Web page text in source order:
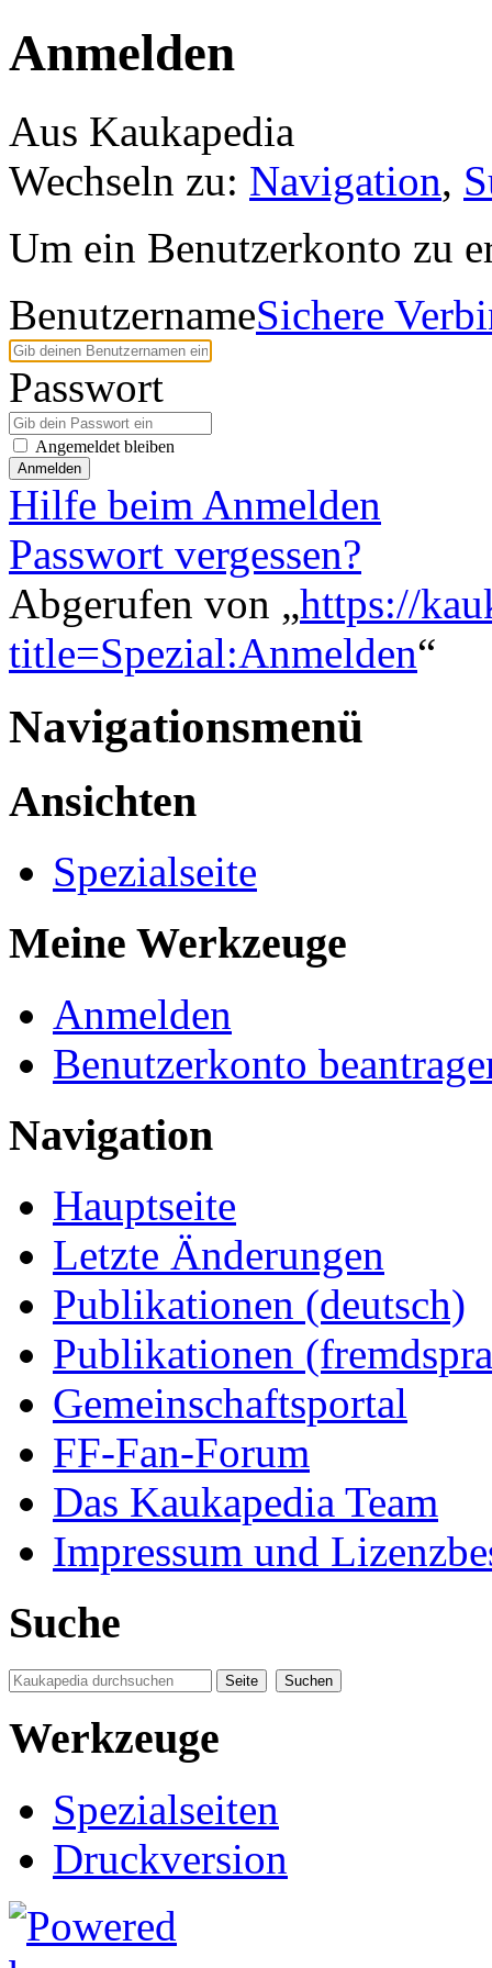
Anmelden
Aus Kaukapedia
Wechseln zu: Navigation,
Um ein Benutzerkonto zu
BenutzernameSichere
Passwort
Angemeldet bleiben
Anmelden
Hilfe beim Anmelden
Passwort vergessen?
Abgerufen von „https://
title=Spezial:Anmelden“
Navigationsmenü
Ansichten
Spezialseite
Meine Werkzeuge
Anmelden
Benutzerkonto
Navigation
Hauptseite
Letzte Änderungen
Publikationen (deutsch)
Publikationen
Gemeinschaftsportal
FF-Fan-Forum
Das Kaukapedia Team
Impressum und
Suche
Werkzeuge
Spezialseiten
Druckversion